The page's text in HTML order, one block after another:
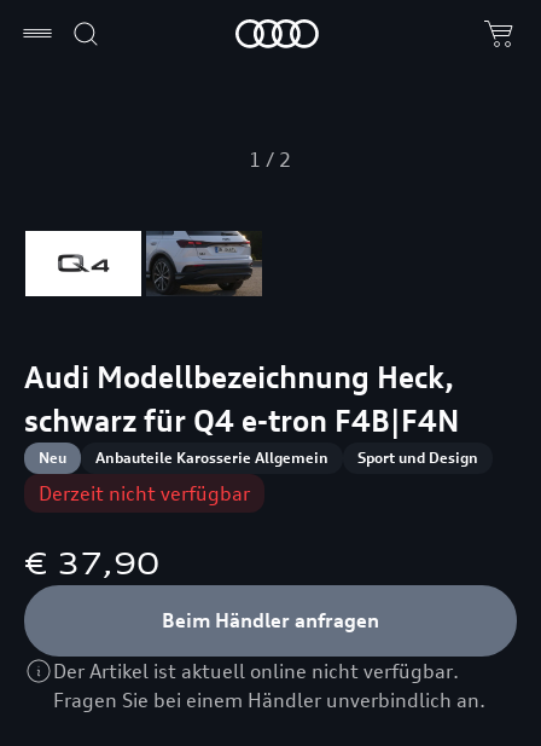
1 / 2
Audi Modellbezeichnung Heck,
schwarz für Q4 e-tron F4B|F4N
Neu Anbauteile Karosserie Allgemein Sport und Design
Derzeit nicht verfügbar
€ 37,90
Beim Händler anfragen
Der Artikel ist aktuell online nicht verfügbar.
Fragen Sie bei einem Händler unverbindlich an.